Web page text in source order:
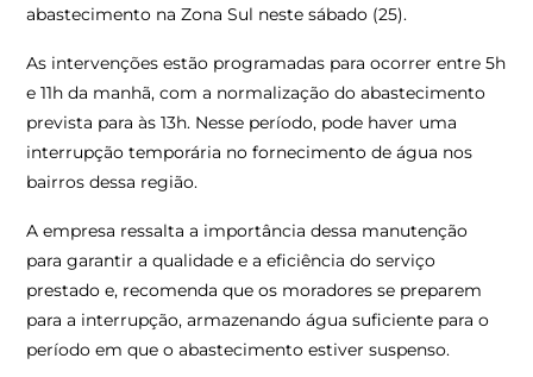
abastecimento na Zona Sul neste sábado (25).
As intervenções estão programadas para ocorrer entre 5h
e 11h da manhã, com a normalização do abastecimento
prevista para às 13h. Nesse período, pode haver uma
interrupção temporária no fornecimento de água nos
bairros dessa região.
A empresa ressalta a importância dessa manutenção
para garantir a qualidade e a eficiência do serviço
prestado e, recomenda que os moradores se preparem
para a interrupção, armazenando água suficiente para o
período em que o abastecimento estiver suspenso.